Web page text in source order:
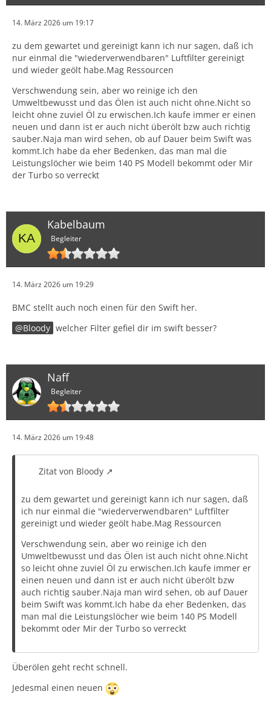
14. März 2026 um 19:17
zu dem gewartet und gereinigt kann ich nur sagen, daß ich
nur einmal die "wiederverwendbaren" Luftfilter gereinigt
und wieder geölt habe.Mag Ressourcen
Verschwendung sein, aber wo reinige ich den
Umweltbewusst und das Ölen ist auch nicht ohne.Nicht so
leicht ohne zuviel Öl zu erwischen.Ich kaufe immer er einen
neuen und dann ist er auch nicht überölt bzw auch richtig
sauber.Naja man wird sehen, ob auf Dauer beim Swift was
kommt.Ich habe da eher Bedenken, das man mal die
Leistungslöcher wie beim 140 PS Modell bekommt oder Mir
der Turbo so verreckt
Kabelbaum
Begleiter
14. März 2026 um 19:29
BMC stellt auch noch einen für den Swift her.
Bloody welcher Filter gefiel dir im swift besser?
Naff
Begleiter
14. März 2026 um 19:48
Zitat von Bloody
zu dem gewartet und gereinigt kann ich nur sagen, daß
ich nur einmal die "wiederverwendbaren" Luftfilter
gereinigt und wieder geölt habe.Mag Ressourcen
Verschwendung sein, aber wo reinige ich den
Umweltbewusst und das Ölen ist auch nicht ohne.Nicht
so leicht ohne zuviel Öl zu erwischen.Ich kaufe immer er
einen neuen und dann ist er auch nicht überölt bzw
auch richtig sauber.Naja man wird sehen, ob auf Dauer
beim Swift was kommt.Ich habe da eher Bedenken, das
man mal die Leistungslöcher wie beim 140 PS Modell
bekommt oder Mir der Turbo so verreckt
Überölen geht recht schnell.
Jedesmal einen neuen